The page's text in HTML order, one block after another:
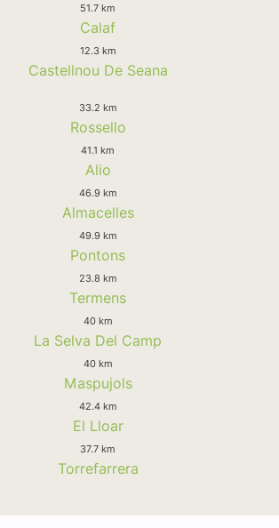
51.7 km
Calaf
12.3 km
Castellnou De Seana
33.2 km
Rossello
41.1 km
Alio
46.9 km
Almacelles
49.9 km
Pontons
23.8 km
Termens
40 km
La Selva Del Camp
40 km
Maspujols
42.4 km
El Lloar
37.7 km
Torrefarrera